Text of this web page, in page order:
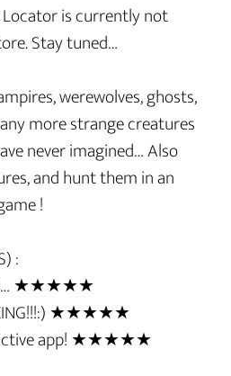
is currently not
Stay tuned…
werewolves, ghosts,
more strange creatures
never imagined… Also
and hunt them in an
!
:
★★★★★
★★★★★
app! ★★★★★